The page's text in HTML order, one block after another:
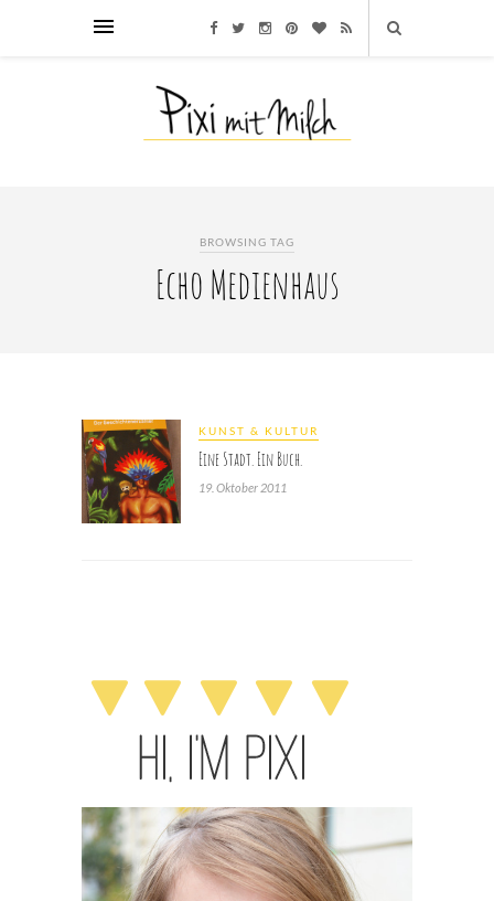
BROWSING TAG
Echo Medienhaus
KUNST & KULTUR
Eine Stadt. Ein Buch.
19. Oktober 2011